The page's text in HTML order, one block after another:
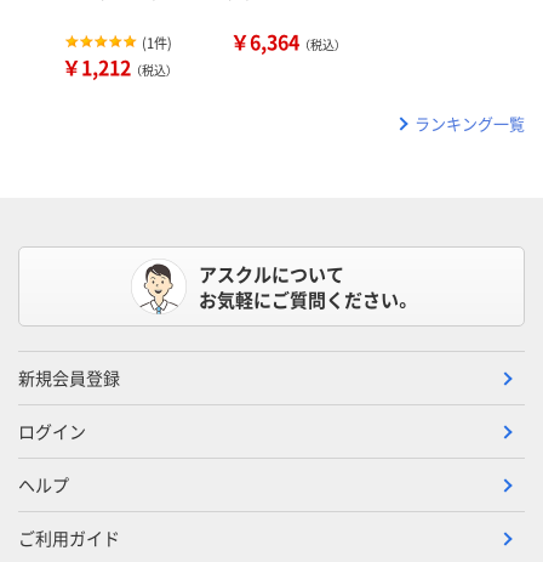
(1件)
￥1,212 （税込）
￥6,364 （税込）
ランキング一覧
アスクルについて
お気軽にご質問ください。
新規会員登録
ログイン
ヘルプ
ご利用ガイド